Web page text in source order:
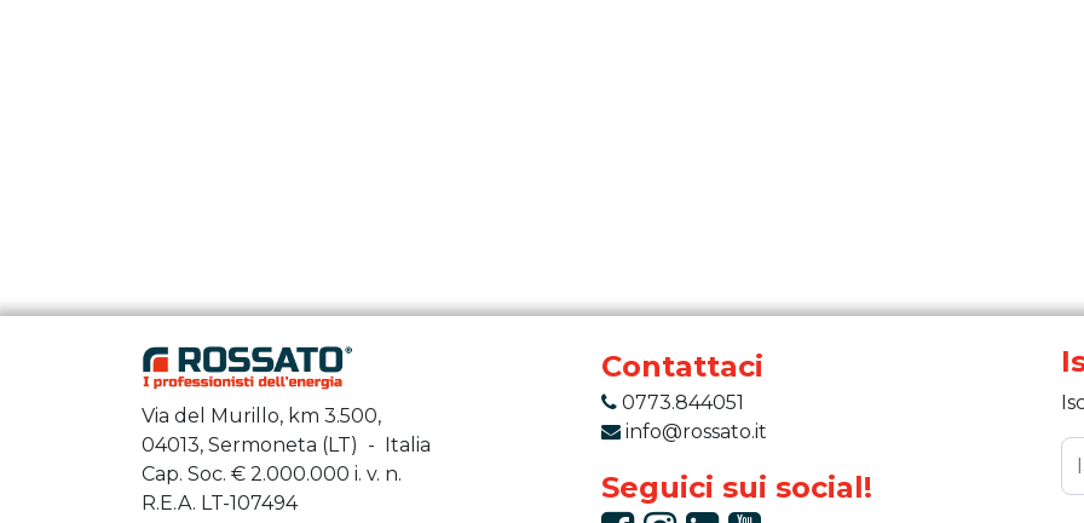
Via del Murillo, km 3.500,
04013, Sermoneta (LT) - Italia
Cap. Soc. € 2.000.000 i. v. n.
R.E.A. LT-107494
Contattaci
0773.844051
info@rossato.it
Seguici sui social!